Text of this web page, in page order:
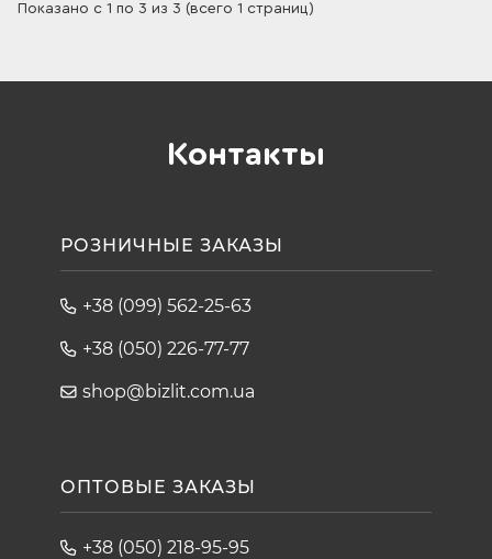
Показано с 1 по 3 из 3 (всего 1 страниц)
Контакты
РОЗНИЧНЫЕ ЗАКАЗЫ
+38 (099) 562-25-63
+38 (050) 226-77-77
shop@bizlit.com.ua
ОПТОВЫЕ ЗАКАЗЫ
+38 (050) 218-95-95